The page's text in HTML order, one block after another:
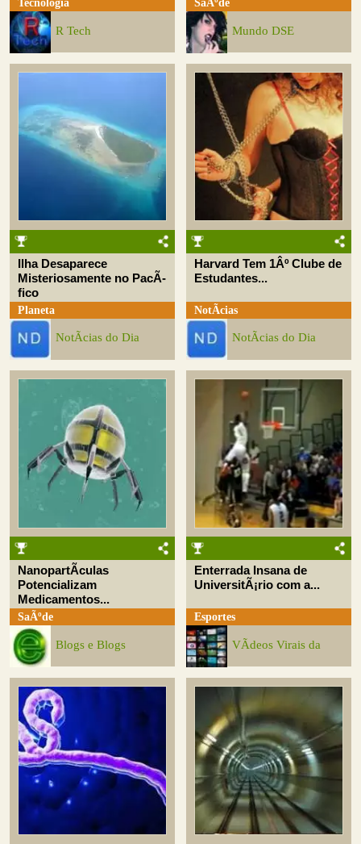
Tecnologia
R Tech
SaÃºde
Mundo DSE
Ilha Desaparece
Misteriosamente no PacÃ­
fico
Planeta
NotÃ­cias do Dia
Harvard Tem 1Âº Clube de
Estudantes...
NotÃ­cias
NotÃ­cias do Dia
NanopartÃ­culas
Potencializam
Medicamentos...
SaÃºde
Blogs e Blogs
Enterrada Insana de
UniversitÃ¡rio com a...
Esportes
VÃ­deos Virais da